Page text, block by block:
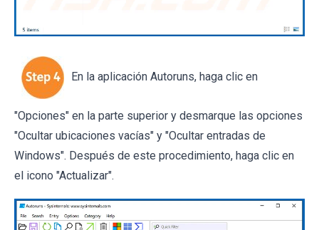
En la aplicación Autoruns, haga clic en
"Opciones" en la parte superior y desmarque las opciones
"Ocultar ubicaciones vacías" y "Ocultar entradas de
Windows". Después de este procedimiento, haga clic en
el icono "Actualizar".